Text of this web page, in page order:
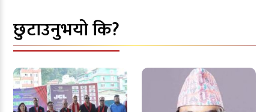
छुटाउनुभयो कि?